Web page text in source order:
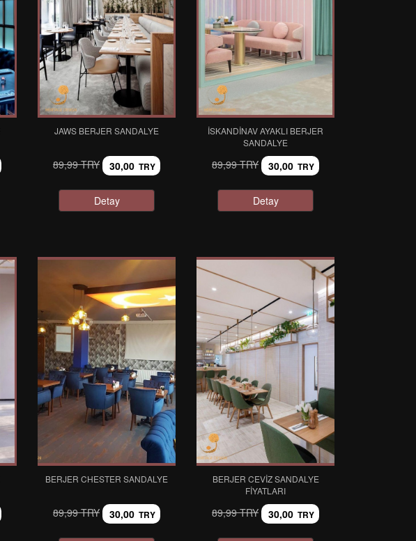
JAWS BERJER SANDALYE
89,99 TRY 30,00 TRY
Detay
İSKANDINAV AYAKLI BERJER
SANDALYE
89,99 TRY 30,00 TRY
Detay
BERJER CHESTER SANDALYE
89,99 TRY 30,00 TRY
BERJER CEVIZ SANDALYE
FIYATLARI
89,99 TRY 30,00 TRY